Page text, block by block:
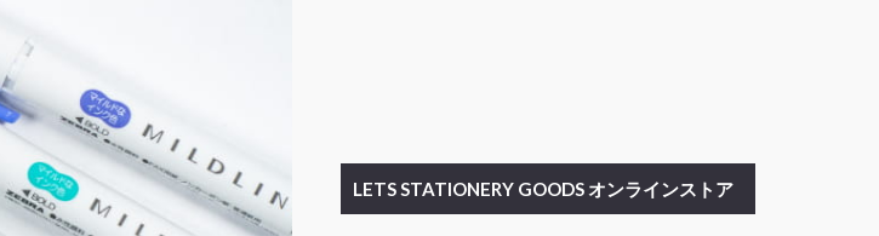
LETS STATIONERY GOODS オンラインストア